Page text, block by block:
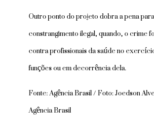
Outro ponto do projeto dobra a pena
constrangimento ilegal, quando, o crime
contra profissionais da saúde no
funções ou em decorrência dela.
Fonte: Agência Brasil / Foto: Joedson
Agência Brasil